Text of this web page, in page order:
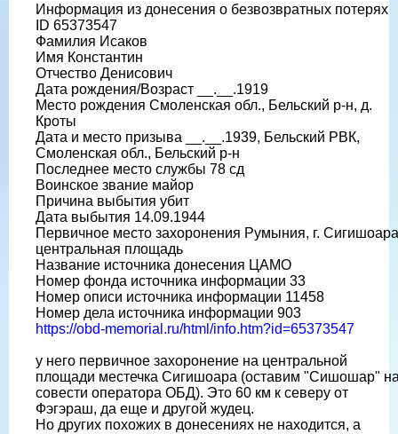
Информация из донесения о безвозвратных потерях
ID 65373547
Фамилия Исаков
Имя Константин
Отчество Денисович
Дата рождения/Возраст __.__.1919
Место рождения Смоленская обл., Бельский р-н, д.
Кроты
Дата и место призыва __.__.1939, Бельский РВК,
Смоленская обл., Бельский р-н
Последнее место службы 78 сд
Воинское звание майор
Причина выбытия убит
Дата выбытия 14.09.1944
Первичное место захоронения Румыния, г.
центральная площадь
Название источника донесения ЦАМО
Номер фонда источника информации 33
Номер описи источника информации 11458
Номер дела источника информации 903
https://obd-memorial.ru/html/info.htm?id=65373547
у него первичное захоронение на центральной
площади местечка Сигишоара (оставим "Сишошар"
совести оператора ОБД). Это 60 км к северу от
Фэгэраш, да еще и другой жудец.
Но других похожих в донесениях не находится, а